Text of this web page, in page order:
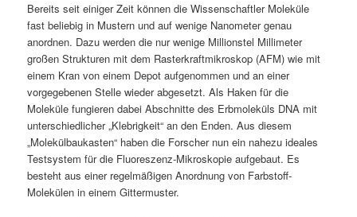
Bereits seit einiger Zeit können die Wissenschaftler Moleküle
fast beliebig in Mustern und auf wenige Nanometer genau
anordnen. Dazu werden die nur wenige Millionstel Millimeter
großen Strukturen mit dem Rasterkraftmikroskop (AFM) wie mit
einem Kran von einem Depot aufgenommen und an einer
vorgegebenen Stelle wieder abgesetzt. Als Haken für die
Moleküle fungieren dabei Abschnitte des Erbmoleküls DNA mit
unterschiedlicher „Klebrigkeit“ an den Enden. Aus diesem
„Molekülbaukasten“ haben die Forscher nun ein nahezu ideales
Testsystem für die Fluoreszenz-Mikroskopie aufgebaut. Es
besteht aus einer regelmäßigen Anordnung von Farbstoff-
Molekülen in einem Gittermuster.